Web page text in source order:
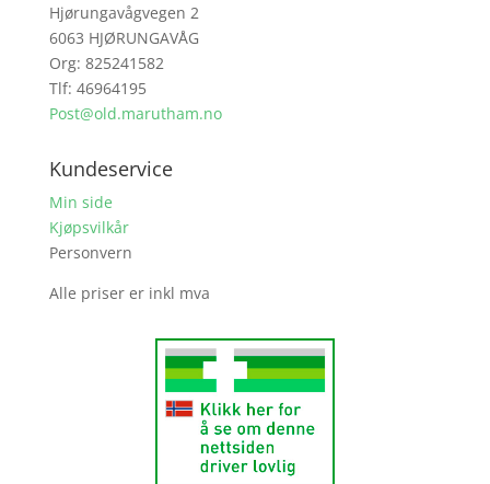
Hjørungavågvegen 2
6063 HJØRUNGAVÅG
Org: 825241582
Tlf: 46964195
Post@old.marutham.no
Kundeservice
Min side
Kjøpsvilkår
Personvern
Alle priser er inkl mva